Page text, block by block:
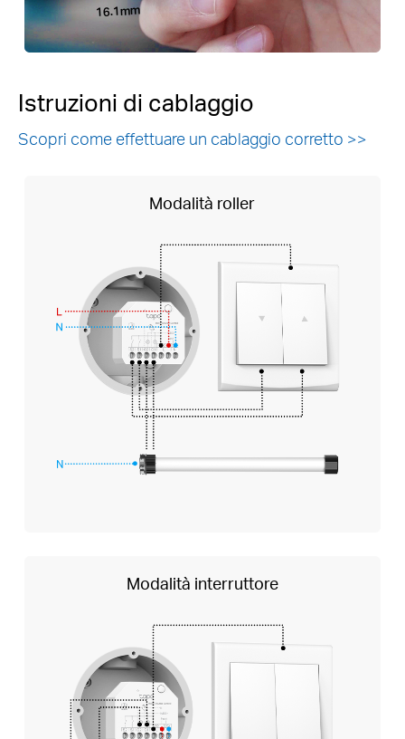
16.1mm
Istruzioni di cablaggio
Scopri come effettuare un cablaggio corretto >>
Modalità roller
Modalità interruttore